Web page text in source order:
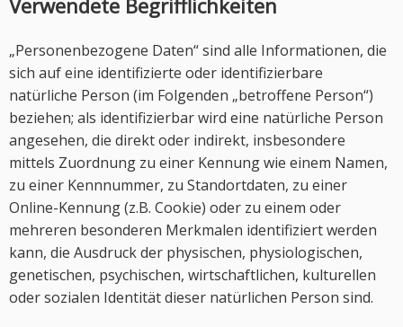
Verwendete Begrifflichkeiten
„Personenbezogene Daten“ sind alle Informationen, die
sich auf eine identifizierte oder identifizierbare
natürliche Person (im Folgenden „betroffene Person“)
beziehen; als identifizierbar wird eine natürliche Person
angesehen, die direkt oder indirekt, insbesondere
mittels Zuordnung zu einer Kennung wie einem Namen,
zu einer Kennnummer, zu Standortdaten, zu einer
Online-Kennung (z.B. Cookie) oder zu einem oder
mehreren besonderen Merkmalen identifiziert werden
kann, die Ausdruck der physischen, physiologischen,
genetischen, psychischen, wirtschaftlichen, kulturellen
oder sozialen Identität dieser natürlichen Person sind.